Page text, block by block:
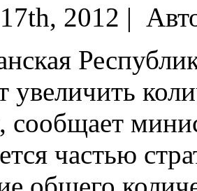
2012 |
увеличить
сообщает
частью